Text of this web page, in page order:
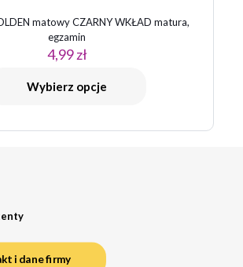
matowy CZARNY WKŁAD matura,
egzamin
4,99zł
Wybierz opcje
i dane firmy